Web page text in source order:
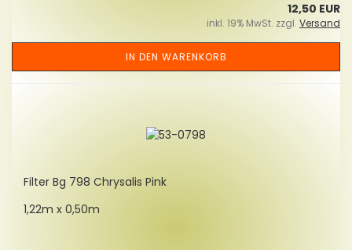
12,50 EUR
inkl. 19% MwSt. zzgl. Versand
IN DEN WARENKORB
Fil­ter Bg 798 Chry­sa­lis Pink
1,22m x 0,50m